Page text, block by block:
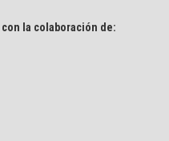
la colaboración de: